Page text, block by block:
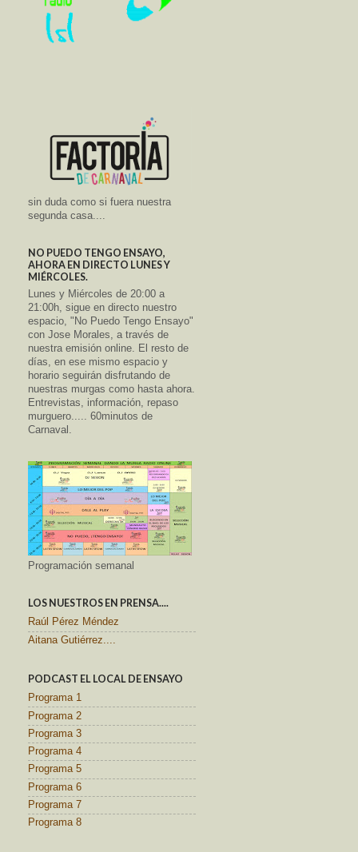
sin duda como si fuera nuestra
segunda casa....
NO PUEDO TENGO ENSAYO,
AHORA EN DIRECTO LUNES Y
MIÉRCOLES.
Lunes y Miércoles de 20:00 a
21:00h, sigue en directo nuestro
espacio, "No Puedo Tengo Ensayo"
con Jose Morales, a través de
nuestra emisión online. El resto de
días, en ese mismo espacio y
horario seguirán disfrutando de
nuestras murgas como hasta ahora.
Entrevistas, información, repaso
murguero..... 60minutos de
Carnaval.
Programación semanal
LOS NUESTROS EN PRENSA....
Raúl Pérez Méndez
Aitana Gutiérrez....
PODCAST EL LOCAL DE ENSAYO
Programa 1
Programa 2
Programa 3
Programa 4
Programa 5
Programa 6
Programa 7
Programa 8